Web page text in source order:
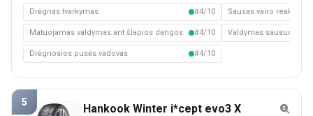
Drėgnas tvarkymas #4/10
Matuojamas valdymas ant šlapios dangos #4/10
Drėgnosios pusės vadovas #4/10
Sausas vairo reakcija
Valdymas sausuoju
5
Hankook Winter i*cept evo3 X